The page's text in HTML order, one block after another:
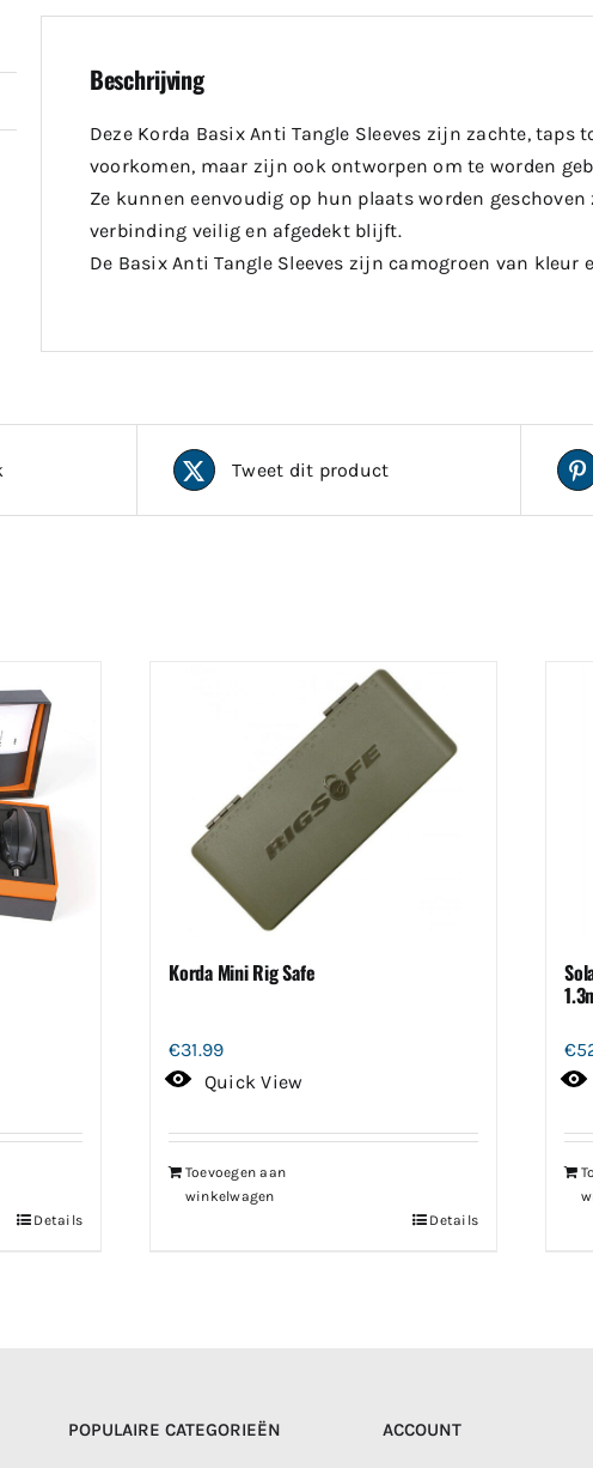
Beschrijving
Deze Korda Basix Anti Tangle Sleeves zijn zachte,
voorkomen, maar zijn ook ontworpen om te worden
Ze kunnen eenvoudig op hun plaats worden
verbinding veilig en afgedekt blijft.
De Basix Anti Tangle Sleeves zijn camogroen van
Tweet dit product
Details
Korda Mini Rig Safe
€31.99
Quick View
Toevoegen aan
winkelwagen
Details
€
POPULAIRE CATEGORIEËN ACCOUNT